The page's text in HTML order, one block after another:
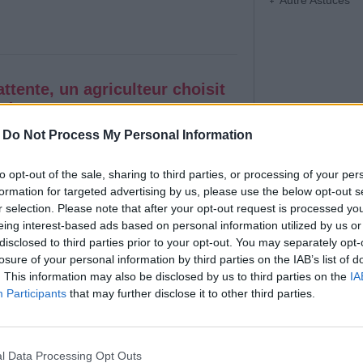
Do Not Process My Personal Information
opt-out of the sale, sharing to third parties, or processing of your
for targeted advertising by us, please use the below opt-out
selection. Please note that after your opt-out request is processed
interest-based ads based on personal information utilized by us
to third parties prior to your opt-out. You may separately
of your personal information by third parties on the IAB’s list of
This information may also be disclosed by us to third parties on the
Participants that may further disclose it to other third parties.
Data Processing Opt Outs
un agriculteur choisit
| Affichages : 3716
la lenteur des procédures d'expulsion.
agriculteur confronté à cette situation aurait
aussi originale qu'insolite de protéger son
son imposant taureau monter la garde.
regrettent aujourd'hui
| Affichages : 195